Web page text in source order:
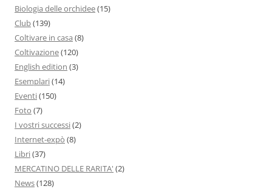
Biologia delle orchidee(15)
Club(139)
Coltivare in casa (8)
Coltivazione(120)
English edition (3)
Esemplari(14)
Eventi(150)
Foto (7)
I vostri successi(2)
Internet-expò (8)
Libri(37)
MERCATINO DELLE RARITA' (2)
News(128)